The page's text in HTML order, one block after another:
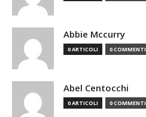
Abbie Mccurry
0 ARTICOLI 0 COMMENTI
Abel Centocchi
0 ARTICOLI 0 COMMENTI